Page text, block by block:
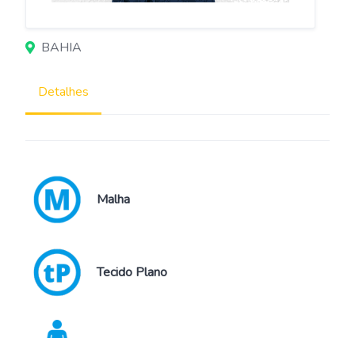
BAHIA
Detalhes
Malha
Tecido Plano